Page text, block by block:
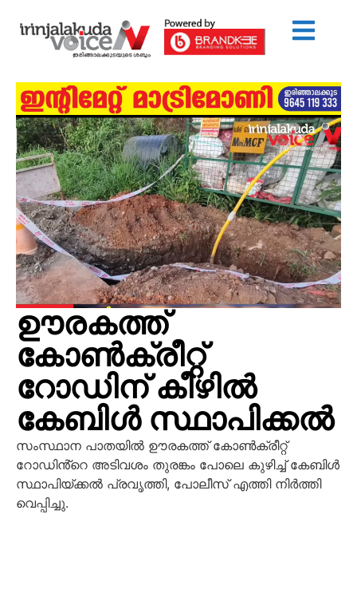
ഊരകത്ത്
കോൺക്രീറ്റ്
റോഡിന് കീഴിൽ
കേബിൾ സ്ഥാപിക്കൽ
സംസ്ഥാന പാതയിൽ ഊരകത്ത് കോൺക്രീറ്റ്
റോഡിൻ്റെ അടിവശം തുരങ്കം പോലെ കുഴിച്ച് കേബിൾ
സ്ഥാപിയ്ക്കൽ പ്രവൃത്തി, പോലീസ് എത്തി നിർത്തി
വെപ്പിച്ചു.